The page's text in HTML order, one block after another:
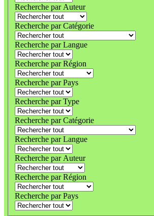
Recherche par Auteur
Recherche par Catégorie
Recherche par Langue
Recherche par Région
Recherche par Pays
Recherche par Type
Recherche par Catégorie
Recherche par Langue
Recherche par Auteur
Recherche par Région
Recherche par Pays